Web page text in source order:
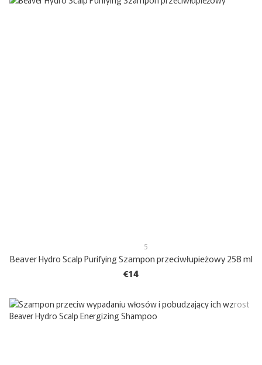
5
Beaver Hydro Scalp Purifying Szampon przeciwłupieżowy 258 ml
€14